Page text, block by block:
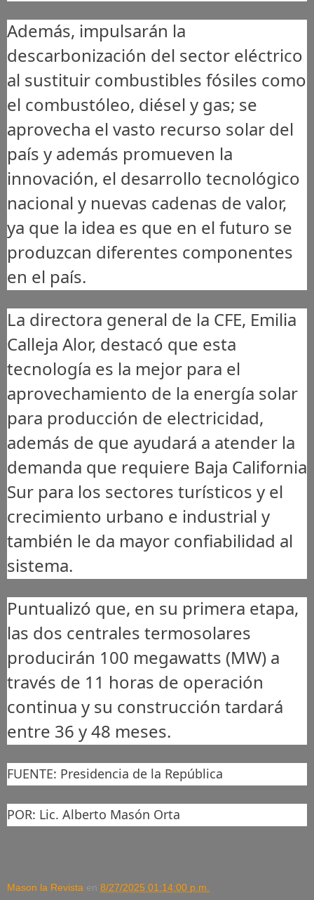
Además, impulsarán la
descarbonización del sector eléctrico
al sustituir combustibles fósiles como
el combustóleo, diésel y gas; se
aprovecha el vasto recurso solar del
país y además promueven la
innovación, el desarrollo tecnológico
nacional y nuevas cadenas de valor,
ya que la idea es que en el futuro se
produzcan diferentes componentes
en el país.
La directora general de la CFE, Emilia
Calleja Alor, destacó que esta
tecnología es la mejor para el
aprovechamiento de la energía solar
para producción de electricidad,
además de que ayudará a atender la
demanda que requiere Baja California
Sur para los sectores turísticos y el
crecimiento urbano e industrial y
también le da mayor confiabilidad al
sistema.
Puntualizó que, en su primera etapa,
las dos centrales termosolares
producirán 100 megawatts (MW) a
través de 11 horas de operación
continua y su construcción tardará
entre 36 y 48 meses.
FUENTE: Presidencia de la República
POR: Lic. Alberto Masón Orta
Mason la Revista en 8/27/2025 01:14:00 p.m.